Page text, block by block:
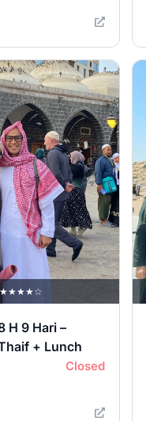
★★★★☆
H 9 Hari –
+ Lunch
Closed